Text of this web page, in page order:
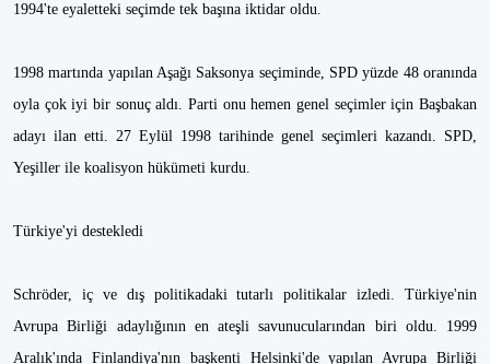
1994'te eyaletteki seçimde tek başına iktidar oldu.
1998 martında yapılan Aşağı Saksonya seçiminde, SPD yüzde 48 oranında
oyla çok iyi bir sonuç aldı. Parti onu hemen genel seçimler için Başbakan
adayı ilan etti. 27 Eylül 1998 tarihinde genel seçimleri kazandı. SPD,
Yeşiller ile koalisyon hükümeti kurdu.
Türkiye'yi destekledi
Schröder, iç ve dış politikadaki tutarlı politikalar izledi. Türkiye'nin
Avrupa Birliği adaylığının en ateşli savunucularından biri oldu. 1999
Aralık'ında Finlandiya'nın başkenti Helsinki'de yapılan Avrupa Birliği